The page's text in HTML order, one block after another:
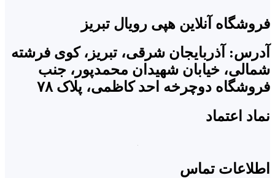
فروشگاه آنلاین هپی رویال تبریز
آدرس: آذربایجان شرقی، تبریز، کوی فرشته
شمالی، خیابان شهیدان محمدپور، جنب
فروشگاه دوچرخه احد کاظمی، پلاک ۷۸
نماد اعتماد
اطلاعات تماس